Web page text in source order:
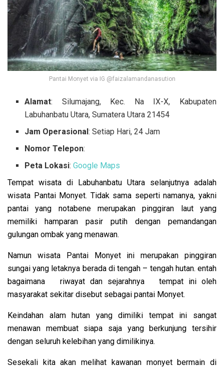
Pantai Monyet via IG @faizalamandanasution
Alamat: Silumajang, Kec. Na IX-X, Kabupaten
Labuhanbatu Utara, Sumatera Utara 21454
Jam Operasional: Setiap Hari, 24 Jam
Nomor Telepon:
Peta Lokasi:Google Maps
Tempat wisata di Labuhanbatu Utara selanjutnya adalah
wisata Pantai Monyet. Tidak sama seperti namanya, yakni
pantai yang notabene merupakan pinggiran laut yang
memiliki hamparan pasir putih dengan pemandangan
gulungan ombak yang menawan.
Namun wisata Pantai Monyet ini merupakan pinggiran
sungai yang letaknya berada di tengah – tengah hutan. entah
bagaimana riwayat dan sejarahnya tempat ini oleh
masyarakat sekitar disebut sebagai pantai Monyet.
Keindahan alam hutan yang dimiliki tempat ini sangat
menawan membuat siapa saja yang berkunjung tersihir
dengan seluruh kelebihan yang dimilikinya.
Sesekali kita akan melihat kawanan monyet bermain di